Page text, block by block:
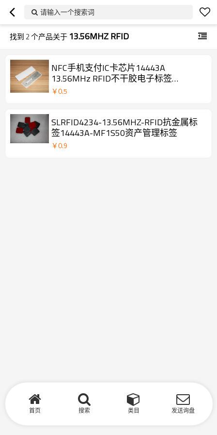
请输入一个搜索词
找到 2个产品关于 13.56MHZ RFID
NFC手机支付IC卡芯片14443A
13.56MHz RFID不干胶电子标签
55*17MM
￥0.5
SLRFID4234-13.56MHZ-RFID抗金属标
签14443A-MF1S50资产管理标签
￥0.9
首页 搜索 类目 发送询盘